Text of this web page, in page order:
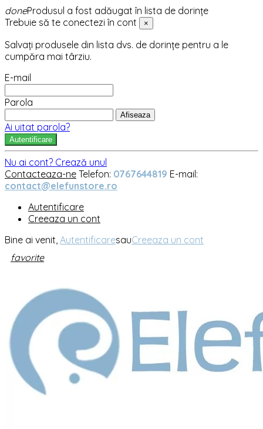
doneProdusul a fost adăugat în lista de dorințe
Trebuie să te conectezi în cont
×
Salvați produsele din lista dvs. de dorințe pentru a le
cumpăra mai târziu.
E-mail
Parola
Afiseaza
Ai uitat parola?
Autentificare
Nu ai cont? Crează unul
Contacteaza-ne Telefon: 0767644819 E-mail:
contact@elefunstore.ro
Autentificare
Creeaza un cont
Bine ai venit, AutentificaresauCreeaza un cont
favorite